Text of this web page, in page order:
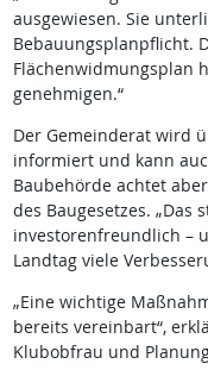
ausgewiesen. Sie
Bebauungsplanpflicht.
Flächenwidmungsplan
genehmigen.“
Der Gemeinderat wird
informiert und kann
Baubehörde achtet
des Baugesetzes. „Das
investorenfreundlich –
Landtag viele
„Eine wichtige
bereits vereinbart“,
Klubobfrau und